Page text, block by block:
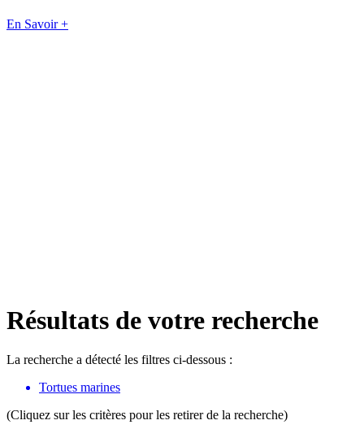
En Savoir +
Résultats de votre recherche
La recherche a détecté les filtres ci-dessous :
Tortues marines
(Cliquez sur les critères pour les retirer de la recherche)